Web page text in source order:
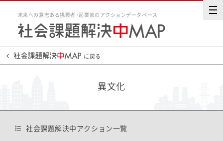
未来への意志ある挑戦者・起業家のアクションデータベース
に戻る
異文化
社会課題解決中アクション一覧